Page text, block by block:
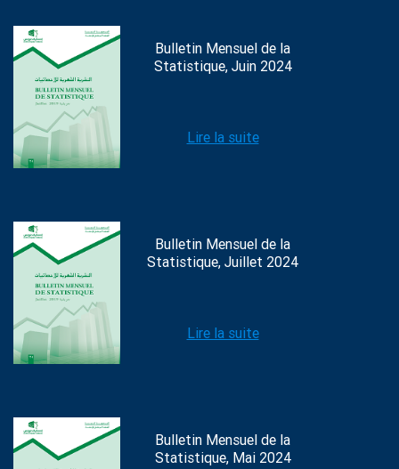
Bulletin Mensuel de la
Statistique, Juin 2024
Lire la suite
Bulletin Mensuel de la
Statistique, Juillet 2024
Lire la suite
Bulletin Mensuel de la
Statistique, Mai 2024